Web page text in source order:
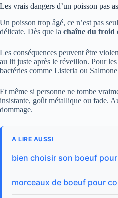
Les vrais dangers d’un poisson pas
Un poisson trop âgé, ce n’est pas
délicate. Dès que la chaîne du froid
Les conséquences peuvent être
au lit juste après le réveillon. Pour
bactéries comme Listeria ou
Et même si personne ne tombe
insistante, goût métallique ou fade.
dommage.
A LIRE AUSSI
bien choisir son boeuf
morceaux de boeuf pour